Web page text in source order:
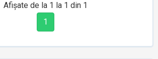
Afișate de la 1 la 1 din 1
1